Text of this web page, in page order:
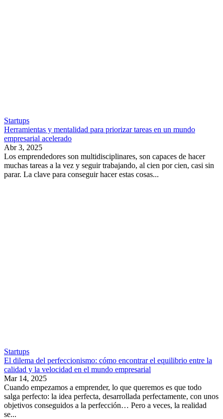
Startups
Herramientas y mentalidad para priorizar tareas en un mundo
empresarial acelerado
Abr 3, 2025
Los emprendedores son multidisciplinares, son capaces de hacer
muchas tareas a la vez y seguir trabajando, al cien por cien, casi sin
parar. La clave para conseguir hacer estas cosas...
Startups
El dilema del perfeccionismo: cómo encontrar el equilibrio entre la
calidad y la velocidad en el mundo empresarial
Mar 14, 2025
Cuando empezamos a emprender, lo que queremos es que todo
salga perfecto: la idea perfecta, desarrollada perfectamente, con unos
objetivos conseguidos a la perfección… Pero a veces, la realidad
se...